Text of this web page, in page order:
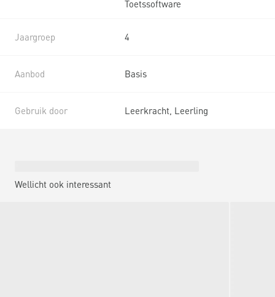
Toetssoftware
Jaargroep 4
Aanbod Basis
Gebruik door Leerkracht, Leerling
Wellicht ook interessant